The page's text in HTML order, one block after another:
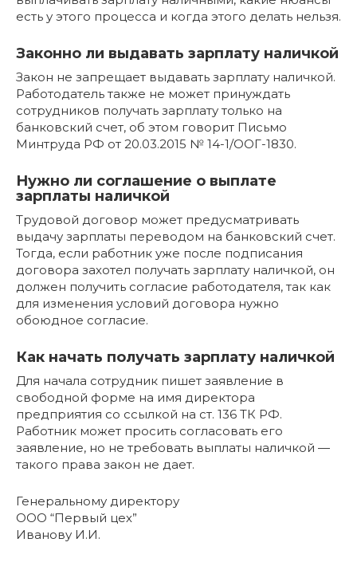
есть у этого процесса и когда этого делать нельзя.
Законно ли выдавать зарплату наличкой
Закон не запрещает выдавать зарплату наличкой.
Работодатель также не может принуждать
сотрудников получать зарплату только на
банковский счет, об этом говорит Письмо
Минтруда РФ от 20.03.2015 № 14-1/ООГ-1830.
Нужно ли соглашение о выплате
зарплаты наличкой
Трудовой договор может предусматривать
выдачу зарплаты переводом на банковский счет.
Тогда, если работник уже после подписания
договора захотел получать зарплату наличкой, он
должен получить согласие работодателя, так как
для изменения условий договора нужно
обоюдное согласие.
Как начать получать зарплату наличкой
Для начала сотрудник пишет заявление в
свободной форме на имя директора
предприятия со ссылкой на ст. 136 ТК РФ.
Работник может просить согласовать его
заявление, но не требовать выплаты наличкой —
такого права закон не дает.
Генеральному директору
ООО “Первый цех”
Иванову И.И.